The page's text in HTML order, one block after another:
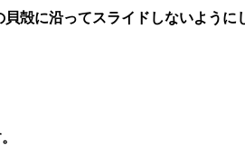
殻に沿ってスライドしないよう